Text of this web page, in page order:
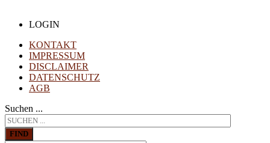
LOGIN
KONTAKT
IMPRESSUM
DISCLAIMER
DATENSCHUTZ
AGB
Suchen ...
FIND